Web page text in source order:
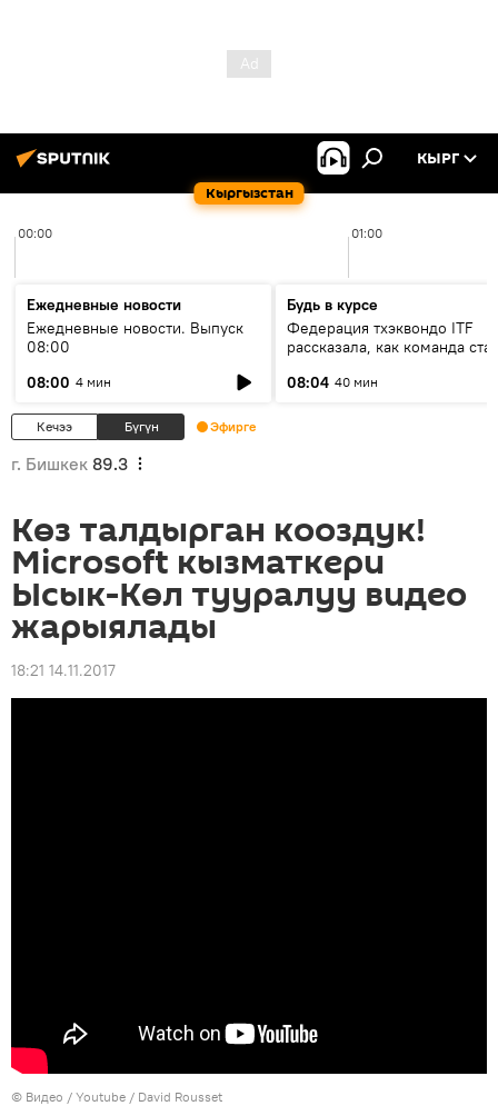
Кыргызстан
КЫРГ
00:00 01:00
Ежедневные новости
Ежедневные новости. Выпуск
08:00
08:00 4 мин
Будь в курсе
Федерация тхэквондо ITF
рассказала, как команда
08:04 40 мин
Кечээ Бүгүн Эфирге
г. Бишкек 89.3
Көз талдырган кооздук!
Microsoft кызматкери
Ысык-Көл тууралуу видео
жарыялады
18:21 14.11.2017
© Видео / Youtube / David Rousset